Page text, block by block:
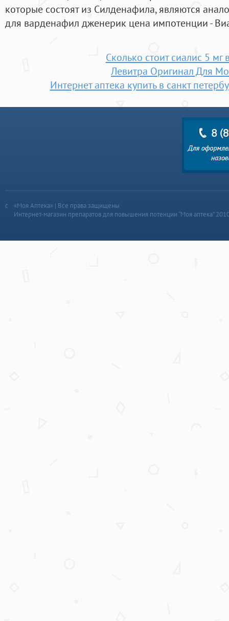
которые состоят из Силденафила, являются
для варденафил дженерик цена импотенции -
Сколько стоит сиалис 5 мг
Левитра Оригинал Для
Интернет аптека купить в санкт
«Моя Аптека» | Все права защищены
Интернет-магазин препаратов для повышения потенции “Моя аптека”